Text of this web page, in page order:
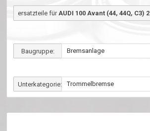
ersatzteile fürAUDI 100 Avant (44, 44Q, C3) 2
Baugruppe:
Unterkategorie: